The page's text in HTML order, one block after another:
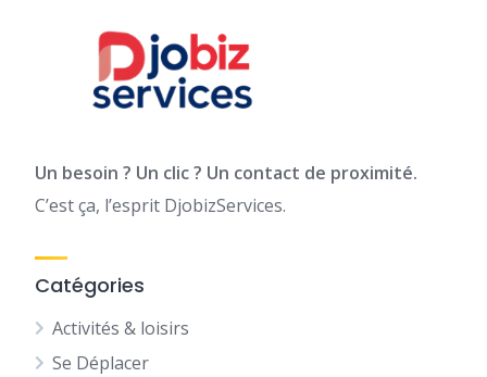
Un besoin ? Un clic ? Un contact de proximité.
C’est ça, l’esprit DjobizServices.
Catégories
Activités & loisirs
Se Déplacer